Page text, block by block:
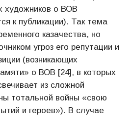
художников о ВОВ
к публикации). Так тема
казачества, но
угроз его репутации и
(возникающих
о ВОВ [24], в которых
из сложной
тотальной войны «свою
и героев»). В случае